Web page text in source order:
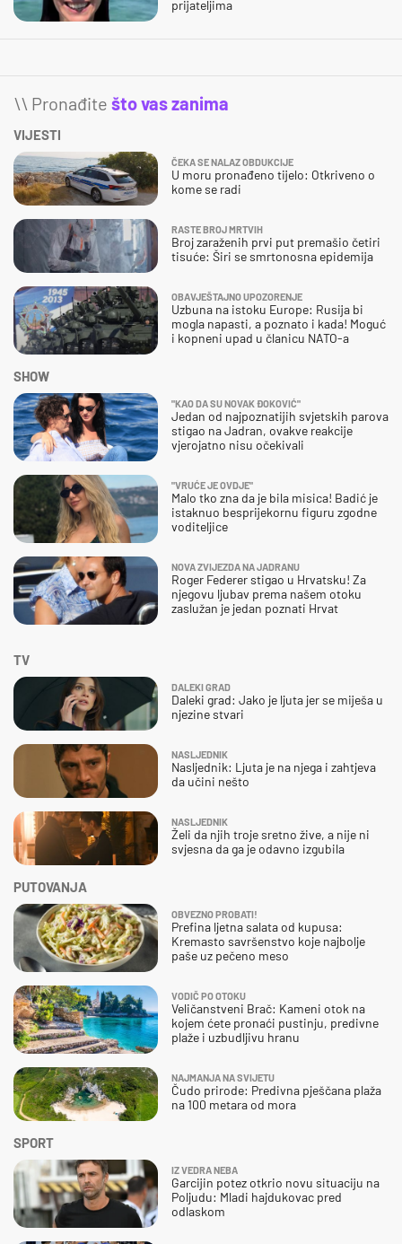
prijateljima
\\ Pronađite što vas zanima
VIJESTI
ČEKA SE NALAZ OBDUKCIJE
U moru pronađeno tijelo: Otkriveno o
kome se radi
RASTE BROJ MRTVIH
Broj zaraženih prvi put premašio četiri
tisuće: Širi se smrtonosna epidemija
OBAVJEŠTAJNO UPOZORENJE
Uzbuna na istoku Europe: Rusija bi
mogla napasti, a poznato i kada! Moguć
i kopneni upad u članicu NATO-a
SHOW
"KAO DA SU NOVAK ĐOKOVIĆ"
Jedan od najpoznatijih svjetskih parova
stigao na Jadran, ovakve reakcije
vjerojatno nisu očekivali
"VRUĆE JE OVDJE"
Malo tko zna da je bila misica! Badić je
istaknuo besprijekornu figuru zgodne
voditeljice
NOVA ZVIJEZDA NA JADRANU
Roger Federer stigao u Hrvatsku! Za
njegovu ljubav prema našem otoku
zaslužan je jedan poznati Hrvat
SPORT
IZ VEDRA NEBA
Garcijin potez otkrio novu situaciju na
Poljudu: Mladi hajdukovac pred
odlaskom
TV
DALEKI GRAD
Daleki grad: Jako je ljuta jer se miješa u
njezine stvari
NASLJEDNIK
Nasljednik: Ljuta je na njega i zahtjeva
da učini nešto
NASLJEDNIK
Želi da njih troje sretno žive, a nije ni
svjesna da ga je odavno izgubila
PUTOVANJA
OBVEZNO PROBATI!
Prefina ljetna salata od kupusa:
Kremasto savršenstvo koje najbolje
paše uz pečeno meso
VODIČ PO OTOKU
Veličanstveni Brač: Kameni otok na
kojem ćete pronaći pustinju, predivne
plaže i uzbudljivu hranu
NAJMANJA NA SVIJETU
Čudo prirode: Predivna pješčana plaža
na 100 metara od mora